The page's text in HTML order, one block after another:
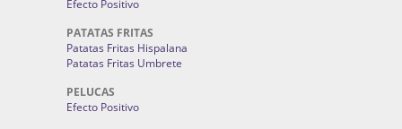
Efecto Positivo
PATATAS FRITAS
Patatas Fritas Hispalana
Patatas Fritas Umbrete
PELUCAS
Efecto Positivo